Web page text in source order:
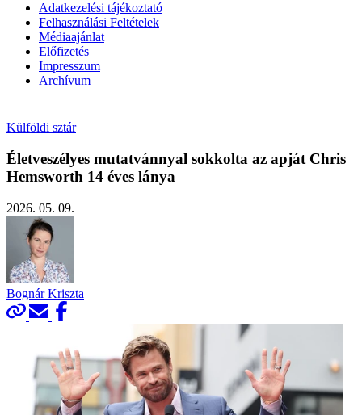
Adatkezelési tájékoztató
Felhasználási Feltételek
Médiaajánlat
Előfizetés
Impresszum
Archívum
Külföldi sztár
Életveszélyes mutatvánnyal sokkolta az apját Chris
Hemsworth 14 éves lánya
2026. 05. 09.
Bognár Kriszta